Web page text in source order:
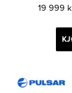
19 999